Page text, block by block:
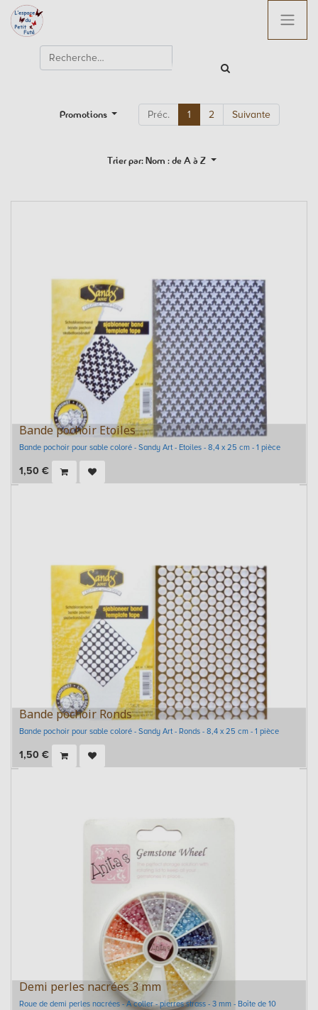
Promotions Préc. 1 2 Suivante
Trier par: Nom : de A à Z
Bande pochoir Etoiles
Bande pochoir pour sable coloré - Sandy Art - Etoiles - 8,4 x 25 cm - 1 pièce
1,50 €
Bande pochoir Ronds
Bande pochoir pour sable coloré - Sandy Art - Ronds - 8,4 x 25 cm - 1 pièce
1,50 €
Demi perles nacrées 3 mm
Roue de demi perles nacrées - A coller - pierres strass - 3 mm - Boîte de 10